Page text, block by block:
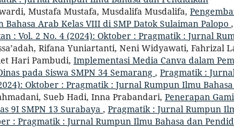
Mustafa Mustafa, Musdalifa Musdalifa,
Bahasa Arab Kelas VIII di SMP Datok Sulaiman Palopo ,
: Vol. 2 No. 4 (2024): Oktober : Pragmatik : Jurnal
Rifana Yuniartanti, Neni Widyawati, Fahrizal
Hari Pambudi, Implementasi Media Canva dalam
pada Siswa SMPN 34 Semarang , Pragmatik :
Oktober : Pragmatik : Jurnal Rumpun Ilmu
Sueb Hadi, Inna Prabandari, Penerapan
9I SMPN 13 Surabaya , Pragmatik : Jurnal Rumpun
: Pragmatik : Jurnal Rumpun Ilmu Bahasa dan